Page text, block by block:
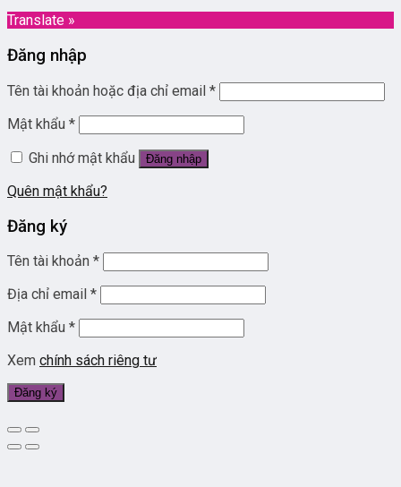
Translate »
Đăng nhập
Tên tài khoản hoặc địa chỉ email *
Mật khẩu *
Ghi nhớ mật khẩu
Đăng nhập
Quên mật khẩu?
Đăng ký
Tên tài khoản *
Địa chỉ email *
Mật khẩu *
Xem chính sách riêng tư
Đăng ký